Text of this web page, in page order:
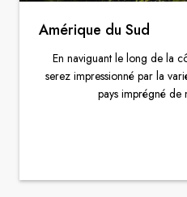
Amérique du Sud
En naviguant le long de la
serez impressionné par la
pays imprégné de